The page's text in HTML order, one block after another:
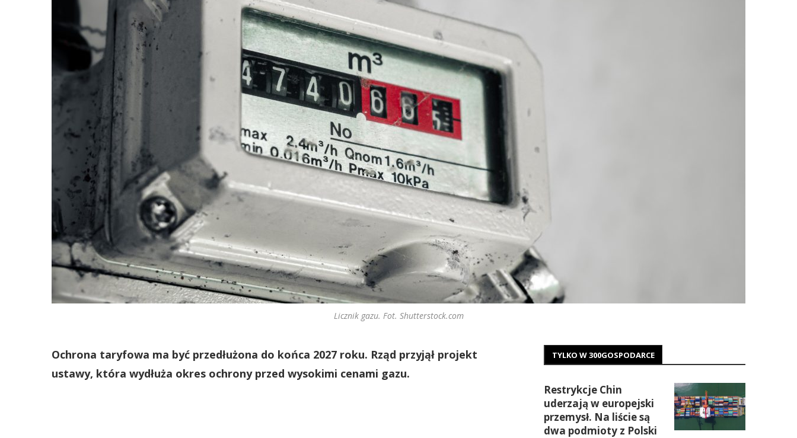
Licznik gazu. Fot. Shutterstock.com
Ochrona taryfowa ma być przedłużona do końca 2027 roku. Rząd przyjął projekt
ustawy, która wydłuża okres ochrony przed wysokimi cenami gazu.
TYLKO W 300GOSPODARCE
Restrykcje Chin
uderzają w europejski
przemysł. Na liście są
dwa podmioty z Polski